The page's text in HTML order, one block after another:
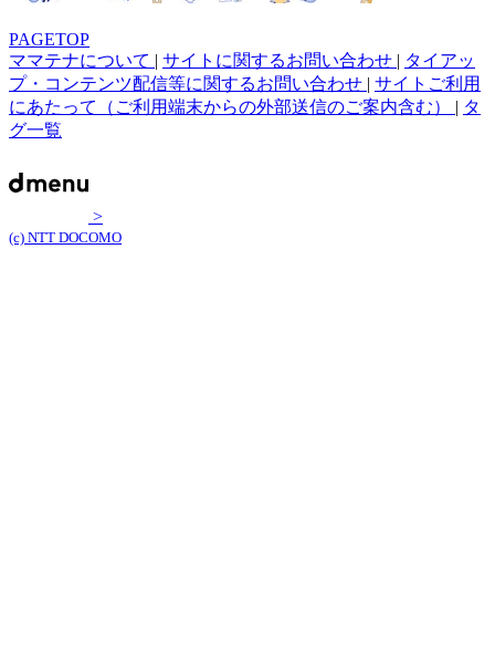
PAGETOP
ママテナについて | サイトに関するお問い合わせ | タイアッ
プ・コンテンツ配信等に関するお問い合わせ | サイトご利用
にあたって（ご利用端末からの外部送信のご案内含む） | タ
グ一覧
>
(c) NTT DOCOMO